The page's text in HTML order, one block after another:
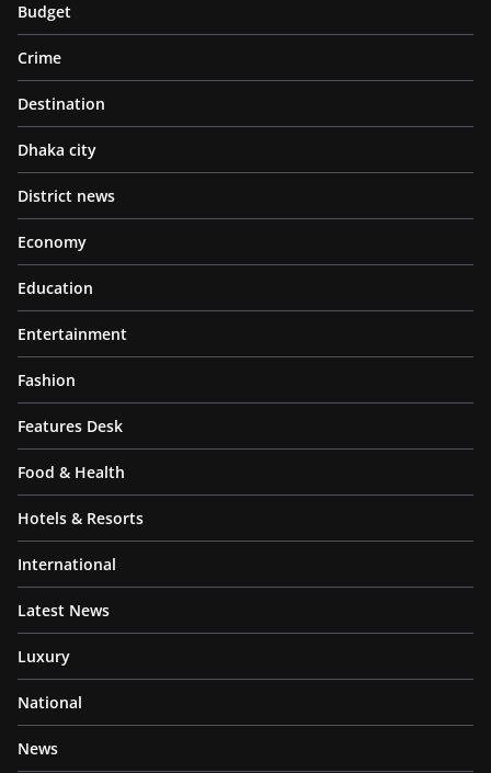
Budget
Crime
Destination
Dhaka city
District news
Economy
Education
Entertainment
Fashion
Features Desk
Food & Health
Hotels & Resorts
International
Latest News
Luxury
National
News